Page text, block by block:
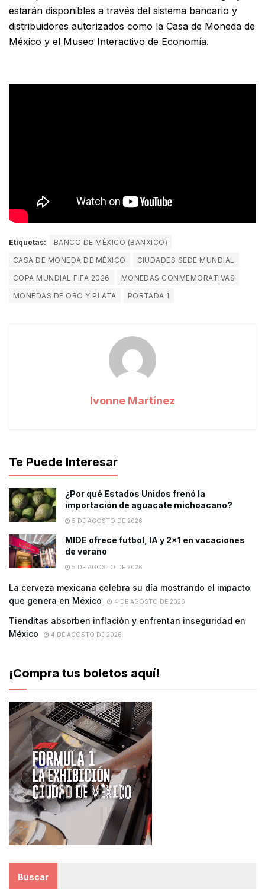
estarán disponibles a través del sistema bancario y
distribuidores autorizados como la Casa de Moneda de
México y el Museo Interactivo de Economía.
Etiquetas:
BANCO DE MÉXICO (BANXICO)
CASA DE MONEDA DE MÉXICO
CIUDADES SEDE MUNDIAL
COPA MUNDIAL FIFA 2026
MONEDAS CONMEMORATIVAS
MONEDAS DE ORO Y PLATA
PORTADA 1
Ivonne Martínez
Te Puede Interesar
¿Por qué Estados Unidos frenó la
importación de aguacate michoacano?
5 DE AGOSTO DE 2026
MIDE ofrece futbol, lA y 2×1 en vacaciones
de verano
5 DE AGOSTO DE 2026
La cerveza mexicana celebra su día mostrando el impacto
que genera en México
4 DE AGOSTO DE 2026
Tienditas absorben inflación y enfrentan inseguridad en
México
4 DE AGOSTO DE 2026
¡Compra tus boletos aquí!
Buscar